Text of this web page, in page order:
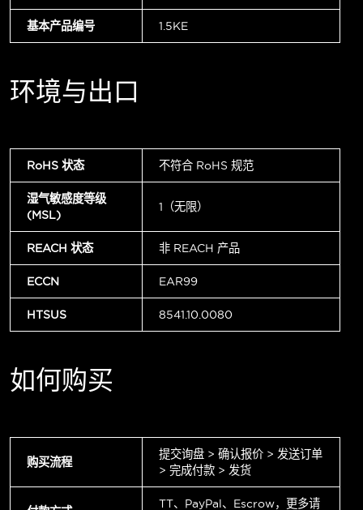
基本产品编号 1.5KE
环境与出口
RoHS 状态 不符合 RoHS 规范
湿气敏感度等级
(MSL)
1（无限）
REACH 状态 非 REACH 产品
ECCN EAR99
HTSUS 8541.10.0080
如何购买
购买流程
提交询盘 > 确认报价 > 发送订单
> 完成付款 > 发货
TT、PayPal、Escrow，更多请